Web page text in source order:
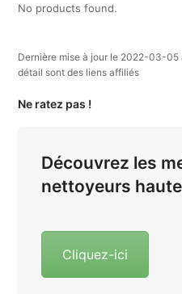
No products found.
Dernière mise à jour le 2022-03-05
détail sont des liens affiliés
Ne ratez pas !
Découvrez les
nettoyeurs
Cliquez-ici